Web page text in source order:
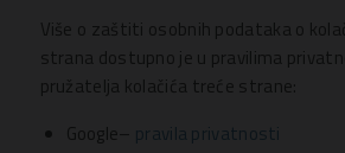
Više o zaštiti osobnih podataka o
strana dostupno je u pravilima
pružatelja kolačića treće strane:
Google– pravila privatnosti